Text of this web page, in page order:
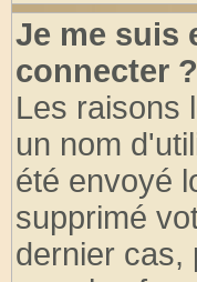
Je me suis
connecter
Les raisons
un nom
été envoyé
supprimé
dernier cas,